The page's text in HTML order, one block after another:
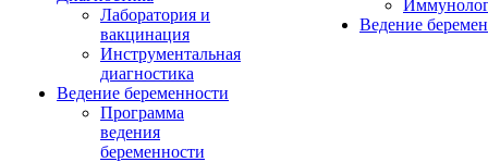
Лаборатория и
вакцинация
Инструментальная
диагностика
Ведение беременности
Программа
ведения
беременности
Ведение